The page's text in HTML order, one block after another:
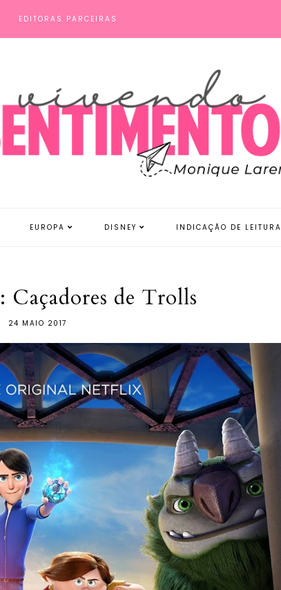
EDITORAS PARCEIRAS
EUROPA DISNEY INDICAÇÃO DE LEITURA
Caçadores de Trolls
24 MAIO 2017